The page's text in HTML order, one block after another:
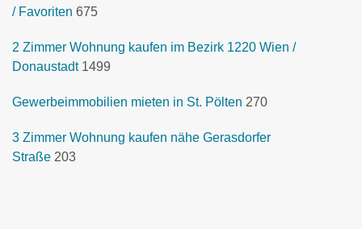
/ Favoriten 675
2 Zimmer Wohnung kaufen im Bezirk 1220 Wien /
Donaustadt 1499
Gewerbeimmobilien mieten in St. Pölten 270
3 Zimmer Wohnung kaufen nähe Gerasdorfer
Straße 203